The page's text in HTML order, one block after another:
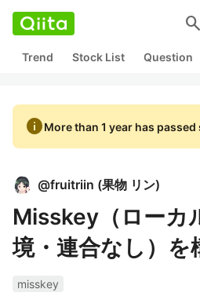
search
Trend Stock List Question
infoMore than 1 year has
@fruitriin (果物 リン)
Misskey（ローカ
境・連合なし）を
misskey